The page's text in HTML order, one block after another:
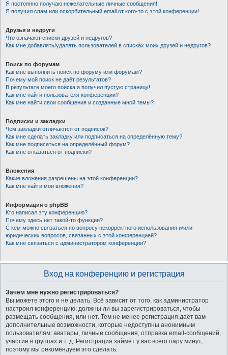
Я постоянно получаю нежелательные личные сообщения!
Я получил спам или оскорбительный email от кого-то с этой конференции!
Друзья и недруги
Что означают списки друзей и недругов?
Как мне добавлять/удалять пользователей в списках моих друзей и недругов?
Поиск по форумам
Как мне выполнить поиск по форуму или форумам?
Почему мой поиск не даёт результатов?
В результате моего поиска я получил пустую страницу!
Как мне найти пользователя конференции?
Как мне найти свои сообщения и созданные мной темы?
Подписки и закладки
Чем закладки отличаются от подписок?
Как мне сделать закладку или подписаться на определённую тему?
Как мне подписаться на определённый форум?
Как мне отказаться от подписки?
Вложения
Какие вложения разрешены на этой конференции?
Как мне найти мои вложения?
Информация о phpBB
Кто написал эту конференцию?
Почему здесь нет такой-то функции?
С кем можно связаться по вопросу некорректного использования и/или
юридических вопросов, связанных с этой конференцией?
Как мне связаться с администратором конференции?
Вход на конференцию и регистрация
Зачем мне нужно регистрироваться?
Вы можете этого и не делать. Всё зависит от того, как администратор
настроил конференцию: должны ли вы зарегистрироваться, чтобы
размещать сообщения, или нет. Тем не менее регистрация даёт вам
дополнительные возможности, которые недоступны анонимным
пользователям: аватары, личные сообщения, отправка email-сообщений,
участие в группах и т. д. Регистрация займёт у вас всего пару минут,
поэтому мы рекомендуем это сделать.